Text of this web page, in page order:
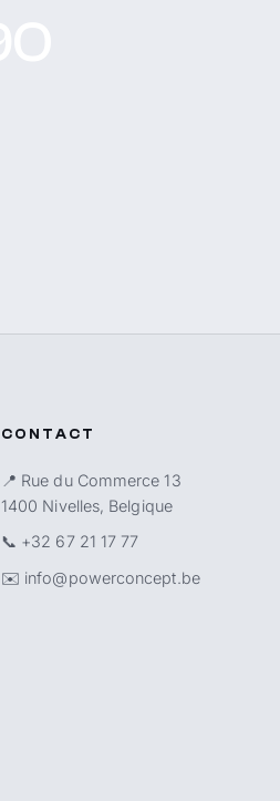
CONTACT
📍 Rue du Commerce 13
1400 Nivelles, Belgique
📞 +32 67 21 17 77
✉️ info@powerconcept.be